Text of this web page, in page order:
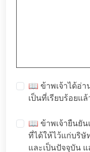
📖 ข้าพเจ้าได้อ่
เป็นที่เรียบร้อยแล้
📖 ข้าพเจ้ายืนยั
ที่ได้ให้ไว้แก่บริ
และเป็นปัจจุบัน